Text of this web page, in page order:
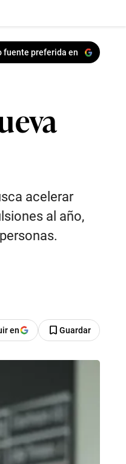
fuente preferida en
acelerar
al año,
en Guardar